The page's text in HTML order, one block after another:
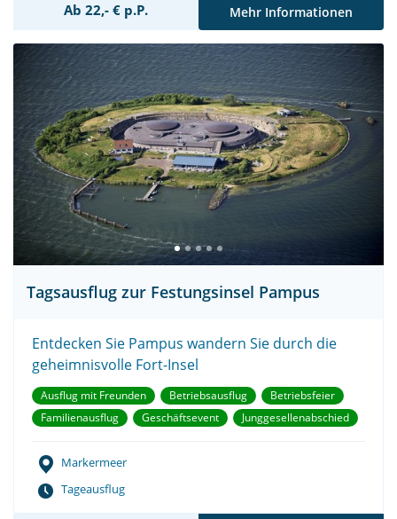
Ab 22,- € p.P. Mehr Informationen
Tagsausflug zur Festungsinsel Pampus
Entdecken Sie Pampus wandern Sie durch die
geheimnisvolle Fort-Insel
Ausflug mit Freunden Betriebsausflug
Betriebsfeier
Familienausflug
Geschäftsevent Junggesellenabschied
Markermeer
Tageausflug